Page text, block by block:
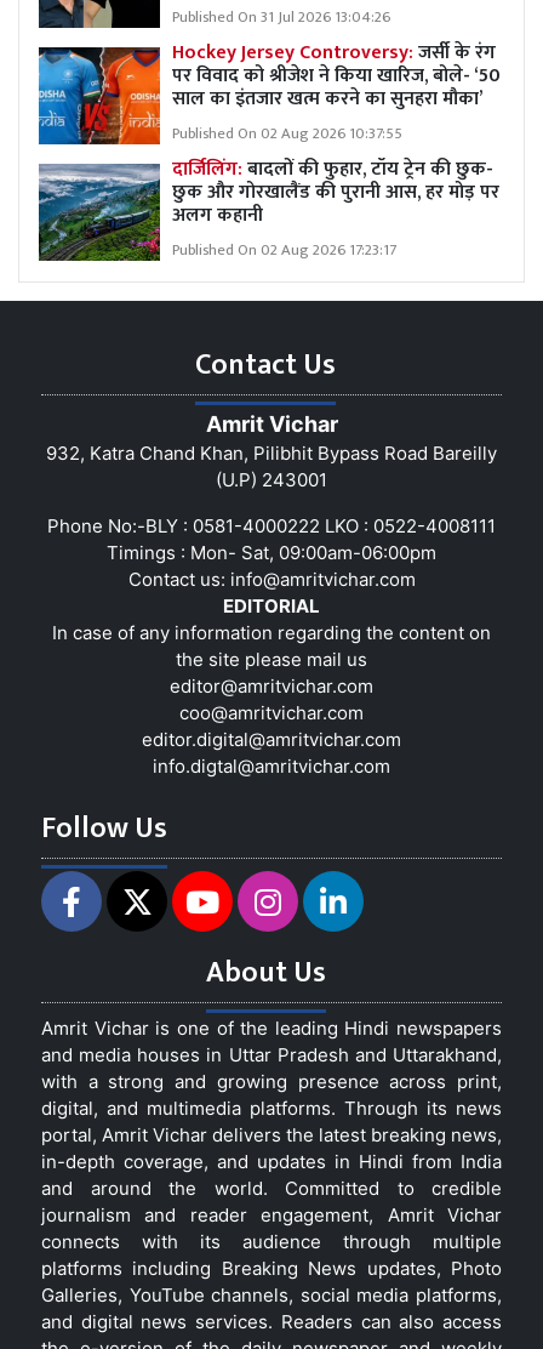
Published On 31 Jul 2026 13:04:26
Hockey Jersey Controversy:जर्सी के रंग
पर विवाद को श्रीजेश ने किया खारिज, बोले- ‘50
साल का इंतजार खत्म करने का सुनहरा मौका’
Published On 02 Aug 2026 10:37:55
दार्जिलिंग:बादलों की फुहार, टॉय ट्रेन की छुक-
छुक और गोरखालैंड की पुरानी आस, हर मोड़ पर
अलग कहानी
Published On 02 Aug 2026 17:23:17
Contact Us
Amrit Vichar
932, Katra Chand Khan, Pilibhit Bypass Road Bareilly
(U.P) 243001
Phone No:-BLY : 0581-4000222 LKO : 0522-4008111
Timings : Mon- Sat, 09:00am-06:00pm
Contact us: info@amritvichar.com
EDITORIAL
In case of any information regarding the content on
the site please mail us
editor@amritvichar.com
coo@amritvichar.com
editor.digital@amritvichar.com
info.digtal@amritvichar.com
Follow Us
About Us
Amrit Vichar is one of the leading Hindi newspapers
and media houses in Uttar Pradesh and Uttarakhand,
with a strong and growing presence across print,
digital, and multimedia platforms. Through its news
portal, Amrit Vichar delivers the latest breaking news,
in-depth coverage, and updates in Hindi from India
and around the world. Committed to credible
journalism and reader engagement, Amrit Vichar
connects with its audience through multiple
platforms including Breaking News updates, Photo
Galleries, YouTube channels, social media platforms,
and digital news services. Readers can also access